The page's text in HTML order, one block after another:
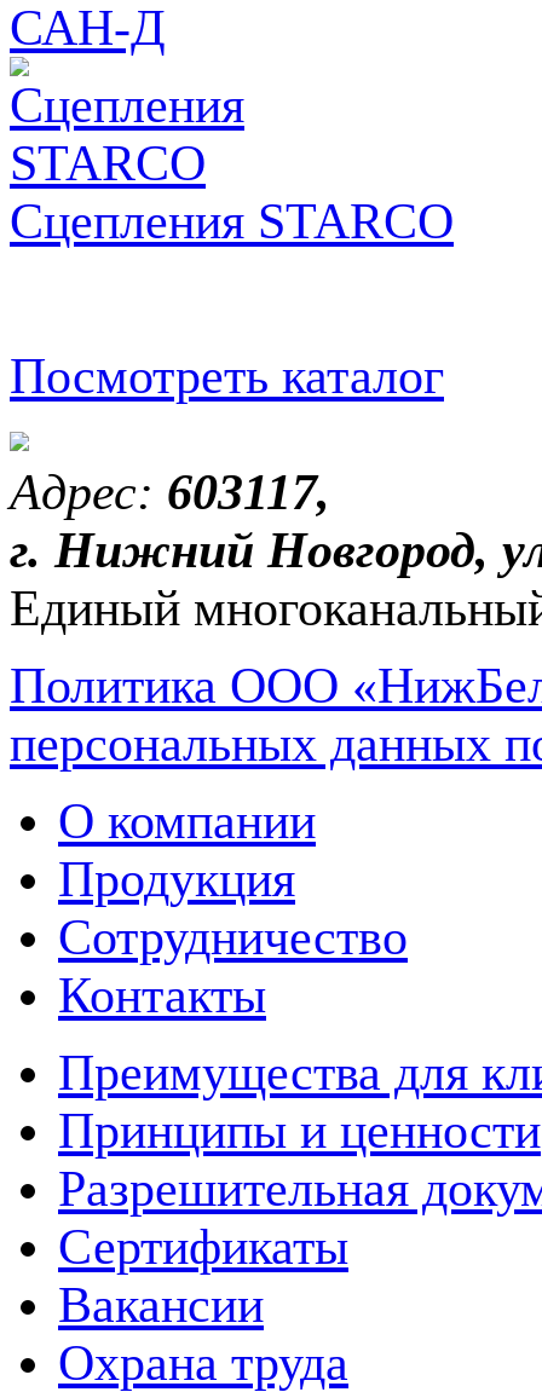
САН-Д
Сцепления STARCO
Посмотреть каталог
Адрес: 603117,
г. Нижний Новгород,
Единый
Политика ООО
персональных данных
О компании
Продукция
Сотрудничество
Контакты
Преимущества для
Принципы и ценности
Разрешительная
Сертификаты
Вакансии
Охрана труда